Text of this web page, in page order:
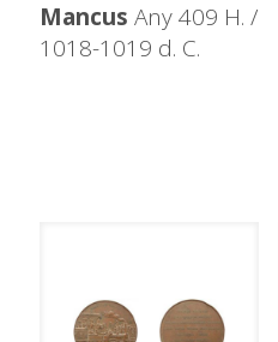
Mancus Any 409 H. /
1018-1019 d. C.